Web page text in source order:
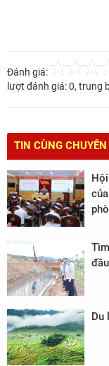
Đánh giá:
lượt đánh giá:0, trung
TIN CÙNG
Du